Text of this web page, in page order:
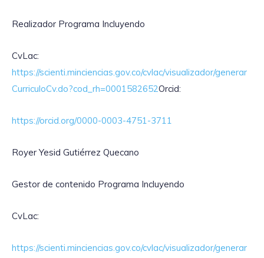
Realizador Programa Incluyendo
CvLac:
https://scienti.minciencias.gov.co/cvlac/visualizador/generar
CurriculoCv.do?cod_rh=0001582652Orcid:
https://orcid.org/0000-0003-4751-3711
Royer Yesid Gutiérrez Quecano
Gestor de contenido Programa Incluyendo
CvLac:
https://scienti.minciencias.gov.co/cvlac/visualizador/generar